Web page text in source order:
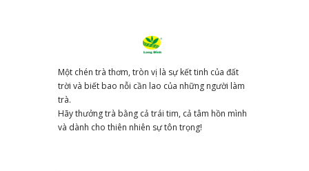
Một chén trà thơm, tròn vị là sự kết tinh của đất
trời và biết bao nỗi cần lao của những người làm
trà.
Hãy thưởng trà bằng cả trái tim, cả tâm hồn mình
và dành cho thiên nhiên sự tôn trọng!